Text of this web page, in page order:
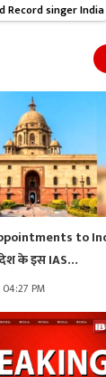
Record singer India
to
के इस IAS…
PM